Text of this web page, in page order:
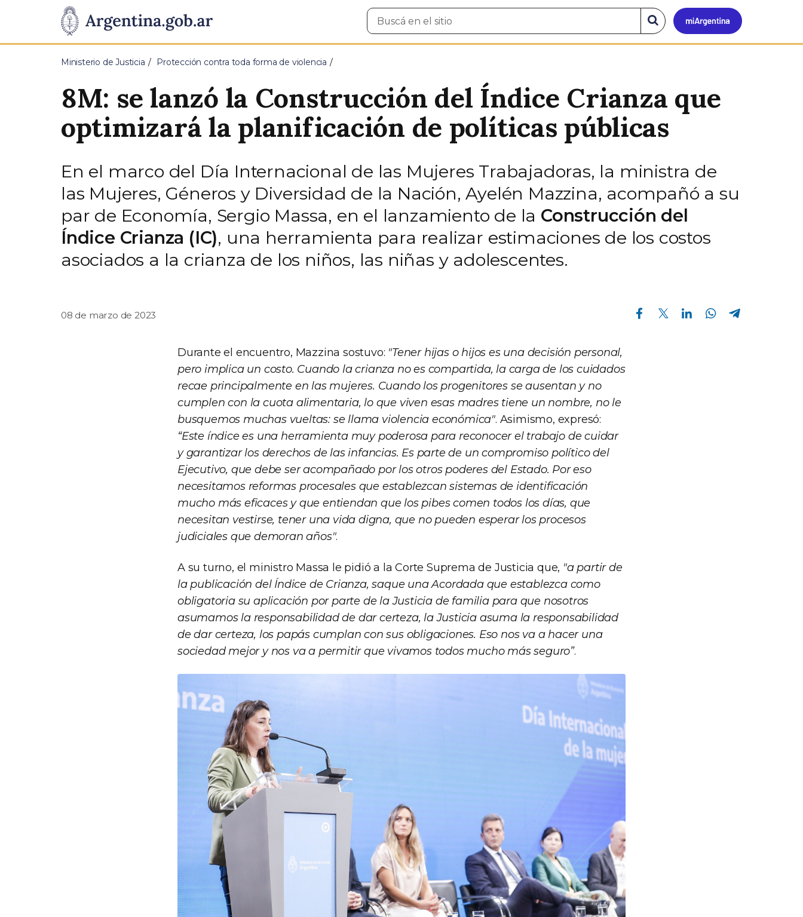
Presidencia
de
Pasar al contenido principal
Mi
Buscar
en
Buscar
en
el
Ministerio de Justicia Protección contra toda forma de violencia
8M: se lanzó la Construcción del Índice Crianza que
optimizará la planificación de políticas públicas
En el marco del Día Internacional de las Mujeres Trabajadoras, la ministra de
las Mujeres, Géneros y Diversidad de la Nación, Ayelén Mazzina, acompañó a su
par de Economía, Sergio Massa, en el lanzamiento de la Construcción del
Índice Crianza (IC), una herramienta para realizar estimaciones de los costos
asociados a la crianza de los niños, las niñas y adolescentes.
08 de marzo de 2023
Compartir en Facebook Compartir en Twitter Compartir en Linkedin Compartir en Whatsapp
Durante el encuentro, Mazzina sostuvo: "Tener hijas o hijos es una decisión personal,
pero implica un costo. Cuando la crianza no es compartida, la carga de los cuidados
recae principalmente en las mujeres. Cuando los progenitores se ausentan y no
cumplen con la cuota alimentaria, lo que viven esas madres tiene un nombre, no le
busquemos muchas vueltas: se llama violencia económica". Asimismo, expresó:
“Este índice es una herramienta muy poderosa para reconocer el trabajo de cuidar
y garantizar los derechos de las infancias. Es parte de un compromiso político del
Ejecutivo, que debe ser acompañado por los otros poderes del Estado. Por eso
necesitamos reformas procesales que establezcan sistemas de identificación
mucho más eficaces y que entiendan que los pibes comen todos los días, que
necesitan vestirse, tener una vida digna, que no pueden esperar los procesos
judiciales que demoran años".
A su turno, el ministro Massa le pidió a la Corte Suprema de Justicia que, "a partir de
la publicación del Índice de Crianza, saque una Acordada que establezca como
obligatoria su aplicación por parte de la Justicia de familia para que nosotros
asumamos la responsabilidad de dar certeza, la Justicia asuma la responsabilidad
de dar certeza, los papás cumplan con sus obligaciones. Eso nos va a hacer una
sociedad mejor y nos va a permitir que vivamos todos mucho más seguro”.